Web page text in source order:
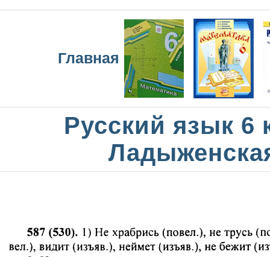
Главная
Русский язык 6